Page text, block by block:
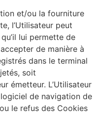
et/ou la fourniture
l’Utilisateur peut
lui permette de
de manière à
dans le terminal
soit
émetteur. L’Utilisateur
de navigation de
le refus des Cookies